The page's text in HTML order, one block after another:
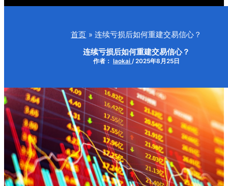
首页 连续亏损后如何重建交易信心？
连续亏损后如何重建交易信心？
作者： laokai /2025年8月25日